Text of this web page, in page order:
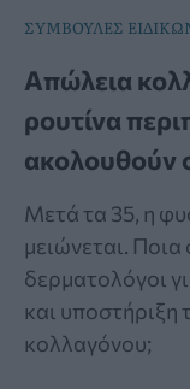
ΣΥΜΒΟΥΛΕΣ
Απώλεια
ρουτίνα
ακολουθούν
Μετά τα 35, η
μειώνεται. Ποια
δερματολόγοι
και
κολλαγόνου;